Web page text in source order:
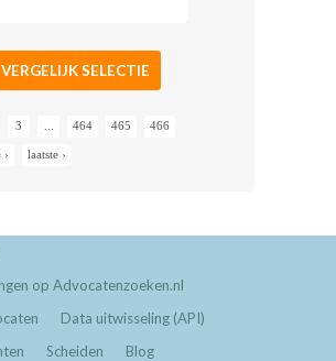
VERGELIJK SELECTIE
3 464 465 466
› laatste ›
op Advocatenzoeken.nl
Data uitwisseling (API)
Scheiden Blog